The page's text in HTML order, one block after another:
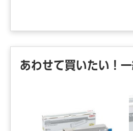
あわせて買いたい！